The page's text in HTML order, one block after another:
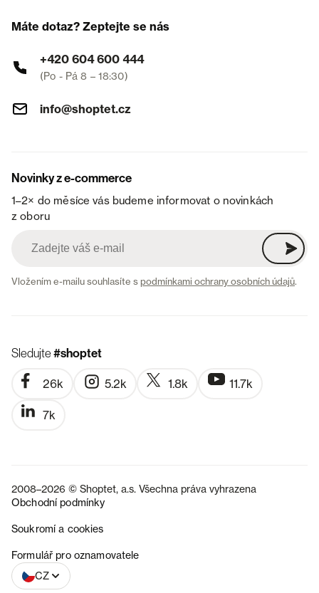
Máte dotaz? Zeptejte se nás
+420 604 600 444
(Po - Pá 8 – 18:30)
info@shoptet.cz
Novinky z e-commerce
1–2× do měsíce vás budeme informovat o novinkách
z oboru
Vložením e-mailu souhlasíte spodmínkami ochrany osobních údajů.
Sledujte#shoptet
26k 5.2k 1.8k 11.7k
7k
2008–2026 © Shoptet, a.s. Všechna práva vyhrazena
Obchodní podmínky
Soukromí a cookies
Formulář pro oznamovatele
CZ